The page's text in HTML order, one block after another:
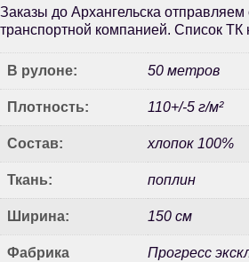
Заказы до Архангельска отправляем
транспортной компанией. Список ТК
В рулоне: 50 метров
Плотность: 110+/-5 г/м²
Состав: хлопок 100%
Ткань: поплин
Ширина: 150 см
Фабрика Прогресс